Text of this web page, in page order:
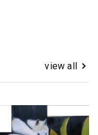
view all